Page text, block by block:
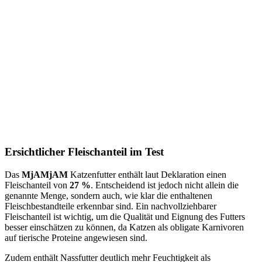
Ersichtlicher Fleischanteil im Test
Das MjAMjAM Katzenfutter enthält laut Deklaration einen
Fleischanteil von 27 %. Entscheidend ist jedoch nicht allein die
genannte Menge, sondern auch, wie klar die enthaltenen
Fleischbestandteile erkennbar sind. Ein nachvollziehbarer
Fleischanteil ist wichtig, um die Qualität und Eignung des Futters
besser einschätzen zu können, da Katzen als obligate Karnivoren
auf tierische Proteine angewiesen sind.
Zudem enthält Nassfutter deutlich mehr Feuchtigkeit als